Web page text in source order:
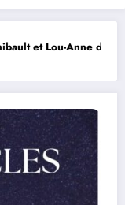
Suite de la